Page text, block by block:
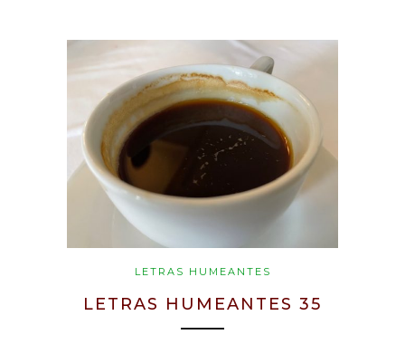
LETRAS HUMEANTES
LETRAS HUMEANTES 35